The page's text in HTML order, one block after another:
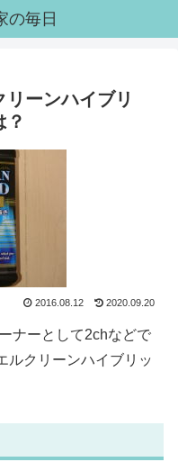
の毎日
ーンハイブリ
？
2016.08.12 2020.09.20
ナーとして2chなどで
ルクリーンハイブリッ